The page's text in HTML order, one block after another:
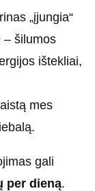
„įjungia“
– šilumos
ištekliai,
mes
gali
per dieną.